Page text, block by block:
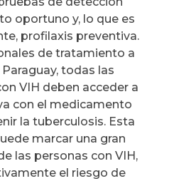
oportuno y, lo que es
profilaxis preventiva.
de tratamiento a
todas las
VIH deben acceder a
con el medicamento
la tuberculosis. Esta
marcar una gran
las personas con VIH,
el riesgo de